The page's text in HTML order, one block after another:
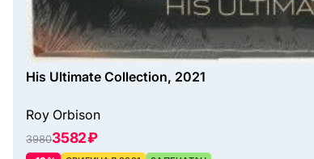
His Ultimate Collection, 2021
Roy Orbison
39803582 ₽